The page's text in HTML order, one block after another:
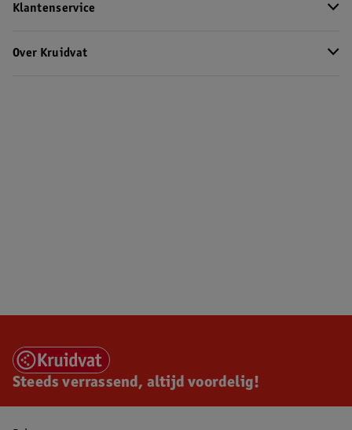
Klantenservice
Over Kruidvat
Steeds verrassend, altijd voordelig!